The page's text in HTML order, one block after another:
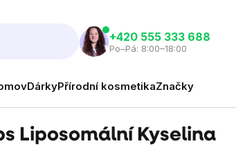
‭+420 555 333 688
Po–Pá: 8:00–18:00
DárkyPřírodní kosmetikaZnačky
Liposomální Kyselina